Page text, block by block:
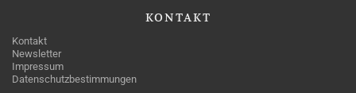
KONTAKT
Kontakt
Newsletter
Impressum
Datenschutzbestimmungen